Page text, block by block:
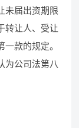
未届出资期限
转让人、受让
款的规定。
为公司法第八